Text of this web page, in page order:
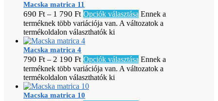
Macska matrica 11
690 Ft – 1 790 Ft Opciók választása Ennek a
terméknek több variációja van. A változatok a
termékoldalon választhatók ki
Macska matrica 4
790 Ft – 2 190 Ft Opciók választása Ennek a
terméknek több variációja van. A változatok a
termékoldalon választhatók ki
Macska matrica 10